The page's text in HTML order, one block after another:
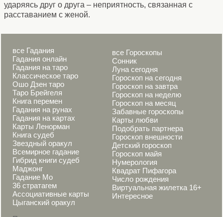
ударяясь друг о друга – неприятность, связанная с
расставанием с женой.
все Гадания
Гадания онлайн
Гадания на таро
Классическое таро
Ошо Дзен таро
Таро Брейгеля
Книга перемен
Гадания на рунах
Гадания на картах
Карты Ленорман
Книга судеб
Звездный оракул
Всемирное гадание
Гибрид книги судеб
Маджонг
Гадание Мо
36 стратагем
Ассоциативные карты
Цыганский оракул
все Гороскопы
Сонник
Луна сегодня
Гороскоп на сегодня
Гороскоп на завтра
Гороскоп на неделю
Гороскоп на месяц
Забавные гороскопы
Карты любви
Подобрать партнера
Гороскоп внешности
Детский гороскоп
Гороскоп майя
Нумерология
Квадрат Пифагора
Число рождения
Виртуальная жилетка 16+
Интересное